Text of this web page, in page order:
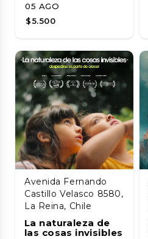
05 AGO
$5.500
Avenida Fernando
Castillo Velasco 8580,
La Reina, Chile
La naturaleza de
las cosas invisibles